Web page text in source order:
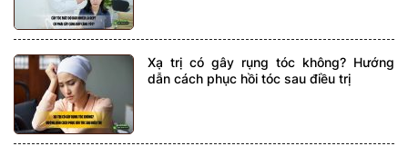
Xạ trị có gây rụng tóc không? Hướng
dẫn cách phục hồi tóc sau điều trị